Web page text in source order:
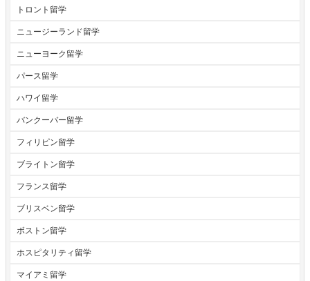
トロント留学
ニュージーランド留学
ニューヨーク留学
パース留学
ハワイ留学
バンクーバー留学
フィリピン留学
ブライトン留学
フランス留学
ブリスベン留学
ボストン留学
ホスピタリティ留学
マイアミ留学